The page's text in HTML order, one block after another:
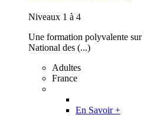
Niveaux 1 à 4
Une formation polyvalente
National des (...)
Adultes
France
En Savoir +